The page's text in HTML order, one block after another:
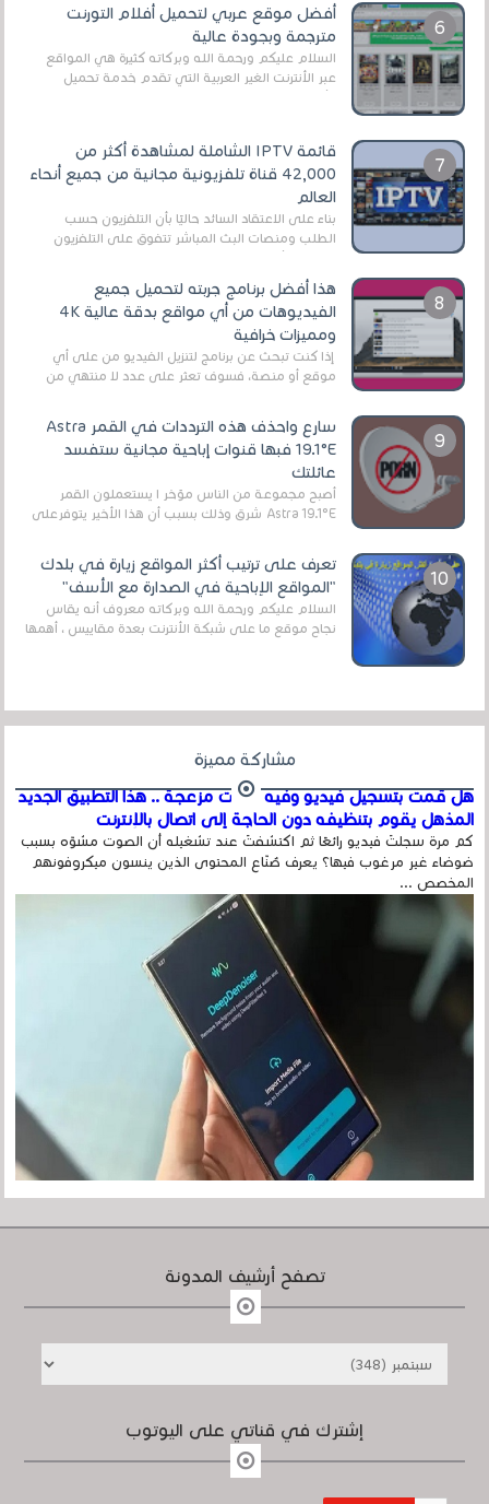
أفضل موقع عربي لتحميل أفلام التورنت
مترجمة وبجودة عالية
السلام عليكم ورحمة الله وبركاته كثيرة هي المواقع
عبر الأنترنت الغير العربية التي تقدم خدمة تحميل
قائمة IPTV الشاملة لمشاهدة أكثر من
42,000 قناة تلفزيونية مجانية من جميع أنحاء
العالم
بناءً على الاعتقاد السائد حاليًا بأن التلفزيون حسب
الطلب ومنصات البث المباشر تتفوق على التلفزيون
هذا أفضل برنامج جربته لتحميل جميع
الفيديوهات من أي مواقع بدقة عالية 4K
ومميزات خرافية
إذا كنت تبحث عن برنامج لتنزيل الفيديو من على أي
موقع أو منصة، فسوف تعثر على عدد لا منتهي من
سارع واحذف هذه الترددات في القمر Astra
19.1°E فبها قنوات إباحية مجانية ستفسد
عائلتك
أصبح مجموعة من الناس مؤخر ا يستعملون القمر
Astra 19.1°E شرق وذلك بسبب أن هذا الأخير يتوفرعلى
تعرف على ترتيب أكثر المواقع زيارة في بلدك
"المواقع الإباحية في الصدارة مع الأسف"
السلام عليكم ورحمة الله وبركاته معروف أنه يقاس
نجاح موقع ما على شبكة الأنترنت بعدة مقاييس ، أهمها
مشاركة مميزة
هل قمت بتسجيل فيديو وفيه أصوت مزعجة .. هذا التطبيق الجديد
المذهل يقوم بتنظيفه دون الحاجة إلى اتصال بالإنترنت
كم مرة سجلتَ فيديو رائعًا ثم اكتشفتَ عند تشغيله أن الصوت مشوّه بسبب
ضوضاء غير مرغوب فيها؟ يعرف صُنّاع المحتوى الذين ينسون ميكروفونهم
المخصص ...
تصفح أرشيف المدونة
إشترك في قناتي على اليوتوب